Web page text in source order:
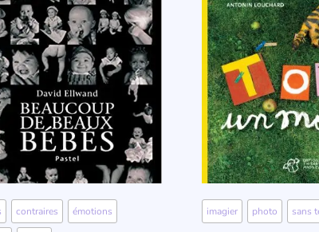
contraires émotions imagier photo sans